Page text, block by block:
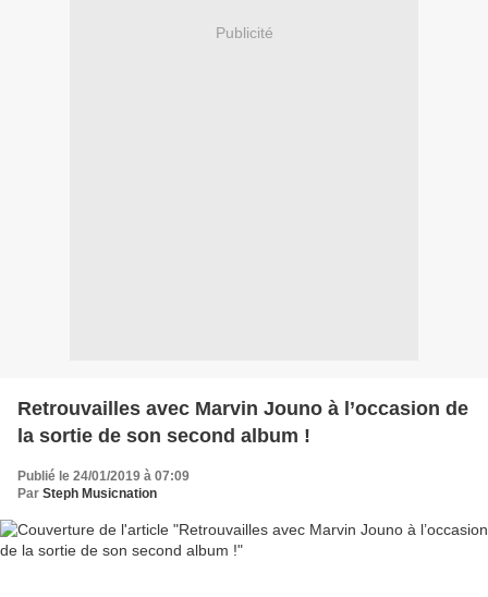
Publicité
Retrouvailles avec Marvin Jouno à l’occasion de
la sortie de son second album !
Publié le 24/01/2019 à 07:09
Par Steph Musicnation